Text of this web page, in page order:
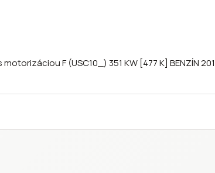
F (USC10_) 351 KW [477 K] BENZÍN